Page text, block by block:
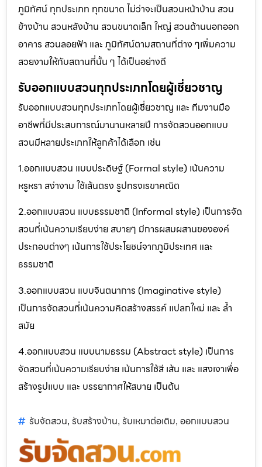
ภูมิทัศน์ ทุกประเภท ทุกขนาด ไม่ว่าจะเป็นสวนหน้าบ้าน สวน
ข้างบ้าน สวนหลังบ้าน สวนขนาดเล็ก ใหญ่ สวนด้านนอกออก
อาคาร สวนลอยฟ้า และ ภูมิทัศน์ตามสถานที่ต่าง ๆเพิ่มความ
สวยงามให้กับสถานที่นั้น ๆ ได้เป็นอย่างดี
รับออกแบบสวนทุกประเภทโดยผู้เชี่ยวชาญ
รับออกแบบสวนทุกประเภทโดยผู้เชี่ยวชาญ และ ทีมงานมือ
อาชีพที่มีประสบการณ์มานานหลายปี การจัดสวนออกแบบ
สวนมีหลายประเภทให้ลูกค้าได้เลือก เช่น
1.ออกแบบสวน แบบประดิษฐ์ (Formal style) เน้นความ
หรูหรา สง่างาม ใช้เส้นตรง รูปทรงเรขาคณิต
2.ออกแบบสวน แบบธรรมชาติ (Informal style) เป็นการจัด
สวนที่เน้นความเรียบง่าย สบายๆ มีการผสมผสานขององค์
ประกอบต่างๆ เน้นการใช้ประโยชน์จากภูมิประเทศ และ
ธรรมชาติ
3.ออกแบบสวน แบบจินตนาการ (Imaginative style)
เป็นการจัดสวนที่เน้นความคิดสร้างสรรค์ แปลกใหม่ และ ล้ำ
สมัย
4.ออกแบบสวน แบบนามธรรม (Abstract style) เป็นการ
จัดสวนที่เน้นความเรียบง่าย เน้นการใช้สี เส้น และ แสงเงาเพื่อ
สร้างรูปแบบ และ บรรยากาศให้สบาย เป็นต้น
รับจัดสวน, รับสร้างบ้าน, รับเหมาต่อเติม, ออกแบบสวน